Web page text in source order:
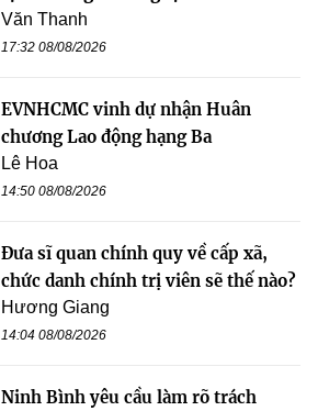
Văn Thanh
17:32 08/08/2026
EVNHCMC vinh dự nhận Huân
chương Lao động hạng Ba
Lê Hoa
14:50 08/08/2026
Đưa sĩ quan chính quy về cấp xã,
chức danh chính trị viên sẽ thế nào?
Hương Giang
14:04 08/08/2026
Ninh Bình yêu cầu làm rõ trách